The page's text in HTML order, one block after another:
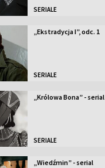
SERIALE
„Ekstradycja I”, odc. 1
SERIALE
„Królowa Bona” - serial
SERIALE
„Wiedźmin” - serial